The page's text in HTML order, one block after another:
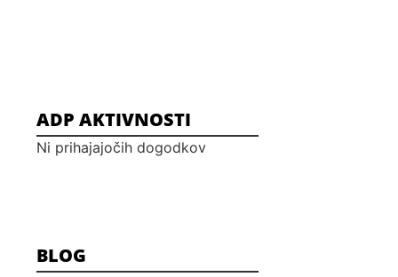
ADP AKTIVNOSTI
Ni prihajajočih dogodkov
BLOG